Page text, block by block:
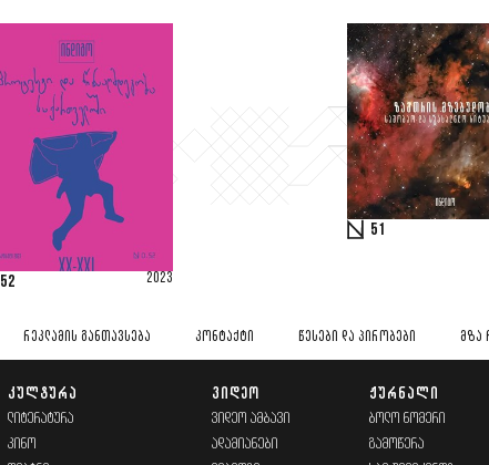
52 2023
51
ᲠᲔᲙᲚᲐᲛᲘᲡ ᲒᲐᲜᲗᲐᲕᲡᲔᲑᲐ ᲙᲝᲜᲢᲐᲥᲢᲘ ᲬᲔᲡᲔᲑᲘ ᲓᲐ ᲞᲘᲠᲝᲑᲔᲑᲘ ᲛᲖᲐ
ᲙᲣᲚᲢᲣᲠᲐ
ᲚᲘᲢᲔᲠᲐᲢᲣᲠᲐ
ᲙᲘᲜᲝ
ᲕᲘᲓᲔᲝ
ᲕᲘᲓᲔᲝ ᲐᲛᲑᲐᲕᲘ
ᲐᲓᲐᲛᲘᲐᲜᲔᲑᲘ
ᲟᲣᲠᲜᲐᲚᲘ
ᲑᲝᲚᲝ ᲜᲝᲛᲔᲠᲘ
ᲒᲐᲛᲝᲬᲔᲠᲐ